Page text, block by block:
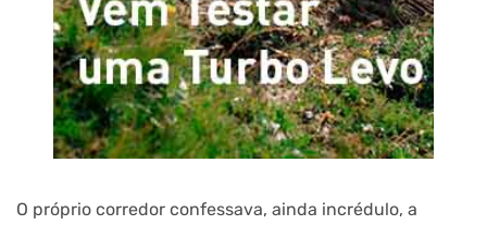
O próprio corredor confessava, ainda incrédulo, a